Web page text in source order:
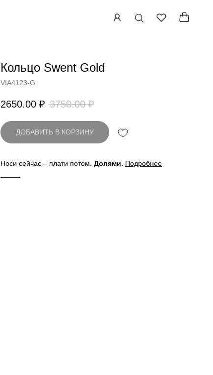
Кольцо Swent Gold
Артикул:
VIA4123-G
2650.00 ₽ 3750.00 ₽
ДОБАВИТЬ В КОРЗИНУ
Носи сейчас – плати потом. Долями. Подробнее